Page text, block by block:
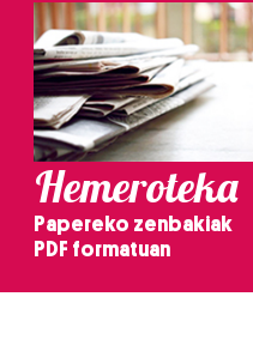
Hemeroteka
Papereko zenbakiak
PDF formatuan